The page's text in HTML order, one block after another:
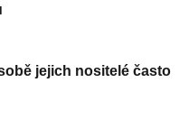
jejich nositelé často